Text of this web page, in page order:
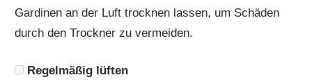
Gardinen an der Luft trocknen lassen, um Schäden
durch den Trockner zu vermeiden.
Regelmäßig lüften